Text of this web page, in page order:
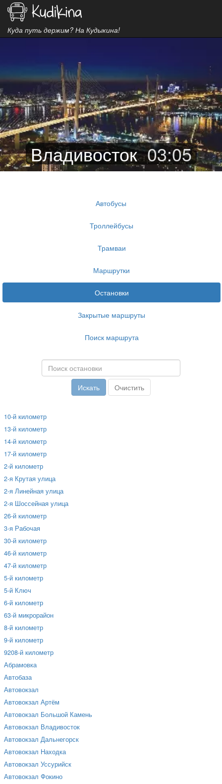
Куда путь держим? На Кудыкина!
Владивосток 03:05
Автобусы
Троллейбусы
Трамваи
Маршрутки
Остановки
Закрытые маршруты
Поиск маршрута
10-й километр
13-й километр
14-й километр
17-й километр
2-й километр
2-я Крутая улица
2-я Линейная улица
2-я Шоссейная улица
26-й километр
3-я Рабочая
30-й километр
46-й километр
47-й километр
5-й километр
5-й Ключ
6-й километр
63-й микрорайон
8-й километр
9-й километр
9208-й километр
Абрамовка
Автобаза
Автовокзал
Автовокзал Артём
Автовокзал Большой Камень
Автовокзал Владивосток
Автовокзал Дальнегорск
Автовокзал Находка
Автовокзал Уссурийск
Автовокзал Фокино